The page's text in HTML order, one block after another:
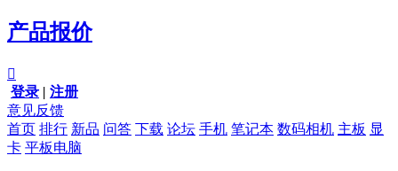
产品报价

登录 | 注册
意见反馈
首页 排行 新品 问答 下载 论坛 手机 笔记本 数码相机 主板 显
卡 平板电脑